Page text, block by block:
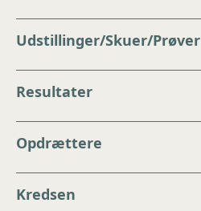
Udstillinger/Skuer/Prøver
Resultater
Opdrættere
Kredsen